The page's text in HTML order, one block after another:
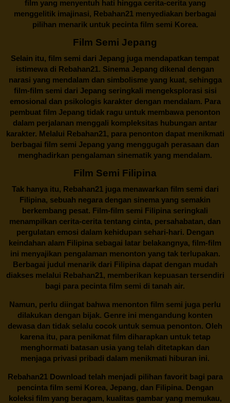
film yang menyentuh hati hingga cerita-cerita yang
menggelitik imajinasi, Rebahan21 menyediakan berbagai
pilihan menarik untuk pecinta film semi Korea.
Film Semi Jepang
Selain itu, film semi dari Jepang juga mendapatkan tempat
istimewa di Rebahan21. Sinema Jepang dikenal dengan
narasi yang mendalam dan simbolisme yang kuat, sehingga
film-film semi dari Jepang seringkali mengeksplorasi sisi
emosional dan psikologis karakter dengan mendalam. Para
pembuat film Jepang tidak ragu untuk membawa penonton
dalam perjalanan menggali kompleksitas hubungan antar
karakter. Melalui Rebahan21, para penonton dapat menikmati
berbagai film semi Jepang yang menggugah perasaan dan
menghadirkan pengalaman sinematik yang mendalam.
Film Semi Filipina
Tak hanya itu, Rebahan21juga menawarkan film semi dari
Filipina, sebuah negara dengan sinema yang semakin
berkembang pesat. Film-film semi Filipina seringkali
menampilkan cerita-cerita tentang cinta, persahabatan, dan
pergulatan emosi dalam kehidupan sehari-hari. Dengan
keindahan alam Filipina sebagai latar belakangnya, film-film
ini menyajikan pengalaman menonton yang tak terlupakan.
Berbagai judul menarik dari Filipina dapat dengan mudah
diakses melalui Rebahan21, memberikan kepuasan tersendiri
bagi para pecinta film semi di tanah air.
Namun, perlu diingat bahwa menonton film semi juga perlu
dilakukan dengan bijak. Genre ini mengandung konten
dewasa dan tidak selalu cocok untuk semua penonton. Oleh
karena itu, para penikmat film diharapkan untuk tetap
menghormati batasan usia yang telah ditetapkan dan
menjaga privasi pribadi dalam menikmati hiburan ini.
Rebahan21Download telah menjadi pilihan favorit bagi para
pencinta film semi Korea, Jepang, dan Filipina. Dengan
koleksi film yang beragam, kualitas gambar yang memukau,